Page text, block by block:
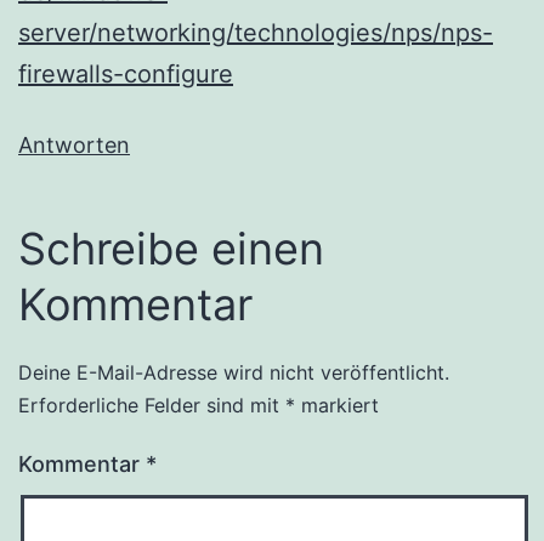
server/networking/technologies/nps/nps-
firewalls-configure
Antworten
Schreibe einen
Kommentar
Deine E-Mail-Adresse wird nicht veröffentlicht.
Erforderliche Felder sind mit * markiert
Kommentar *